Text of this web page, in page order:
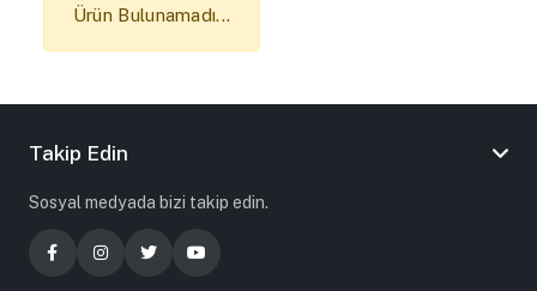
Ürün Bulunamadı...
Takip Edin
Sosyal medyada bizi takip edin.